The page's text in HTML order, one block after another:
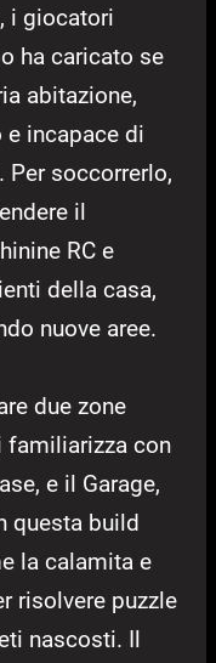
i giocatori
ha caricato se
abitazione,
incapace di
Per soccorrerlo,
il
RC e
della casa,
nuove aree.
due zone
familiarizza con
e il Garage,
questa build
la calamita e
risolvere puzzle
nascosti. Il